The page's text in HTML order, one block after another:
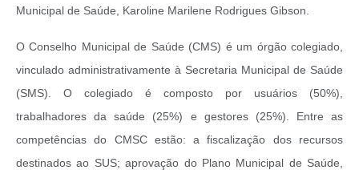
Municipal de Saúde, Karoline Marilene Rodrigues Gibson.
O Conselho Municipal de Saúde (CMS) é um órgão colegiado,
vinculado administrativamente à Secretaria Municipal de Saúde
(SMS). O colegiado é composto por usuários (50%),
trabalhadores da saúde (25%) e gestores (25%). Entre as
competências do CMSC estão: a fiscalização dos recursos
destinados ao SUS; aprovação do Plano Municipal de Saúde,